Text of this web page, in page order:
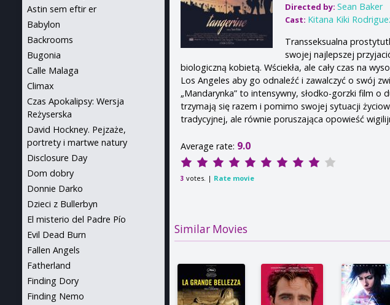
Directed by:Sean Baker
Cast: Kitana Kiki
Transseksualna
swojej najlepszej
biologiczną kobietą. Wściekła, ale cały czas na
Los Angeles aby go odnaleźć i zawalczyć o swój
„Mandarynka” to intensywny, słodko-gorzki film o
trzymają się razem i pomimo swojej sytuacji
tradycyjnej, ale równie poruszająca opowieść
Average rate: 9.0
3votes. | Rate movie
Similar Movies
Astin sem eftir er
Babylon
Backrooms
Bugonia
Calle Malaga
Climax
Czas Apokalipsy: Wersja
Reżyserska
David Hockney. Pejzaże,
portrety i martwe natury
Disclosure Day
Dom dobry
Donnie Darko
Dzieci z Bullerbyn
El misterio del Padre Pío
Evil Dead Burn
Fallen Angels
Fatherland
Finding Dory
Finding Nemo